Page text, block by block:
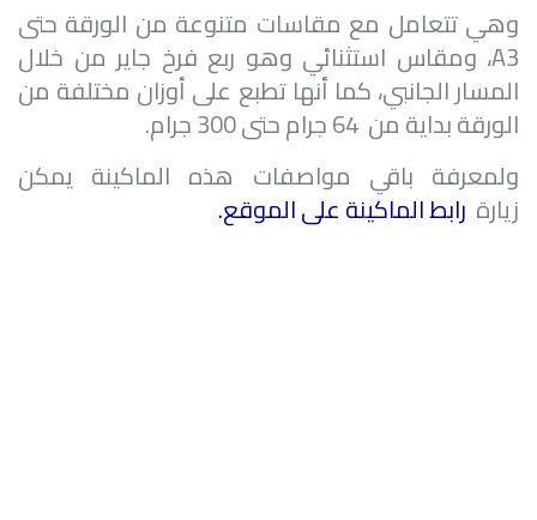
وهي تتعامل مع مقاسات متنوعة من الورقة حتى
A3، ومقاس استثنائي وهو ربع فرخ جاير من خلال
المسار الجانبي، كما أنها تطبع على أوزان مختلفة من
الورقة بداية من 64جرام حتى 300 جرام.
ولمعرفة باقي مواصفات هذه الماكينة يمكن
زيارة رابط الماكينة على الموقع.